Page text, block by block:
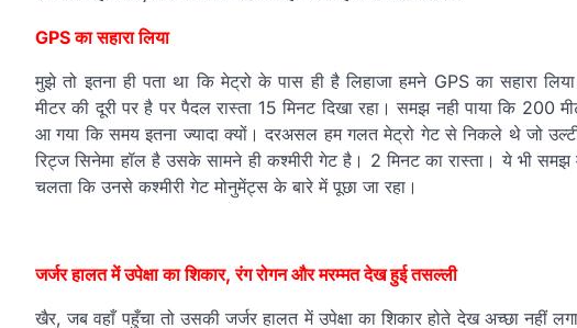
GPS का सहारा लिया
मुझे तो इतना ही पता था कि मेट्रो के पास ही है लिहाजा हमने GPS का सहारा
मीटर की दूरी पर है पर पैदल रास्ता 15 मिनट दिखा रहा। समझ नही पाया कि
आ गया कि समय इतना ज्यादा क्यों। दरअसल हम गलत मेट्रो गेट से निकले थे जो
रिट्ज सिनेमा हॉल है उसके सामने ही कश्मीरी गेट है। 2 मिनट का रास्ता। ये भी
चलता कि उनसे कश्मीरी गेट मोनुमेंट्स के बारे में पूछा जा रहा।
जर्जर हालत में उपेक्षा का शिकार, रंग रोगन और मरम्मत देख हुई तसल्ली
खैर, जब वहाँ पहुँचा तो उसकी जर्जर हालत में उपेक्षा का शिकार होते देख अच्छा नहीं